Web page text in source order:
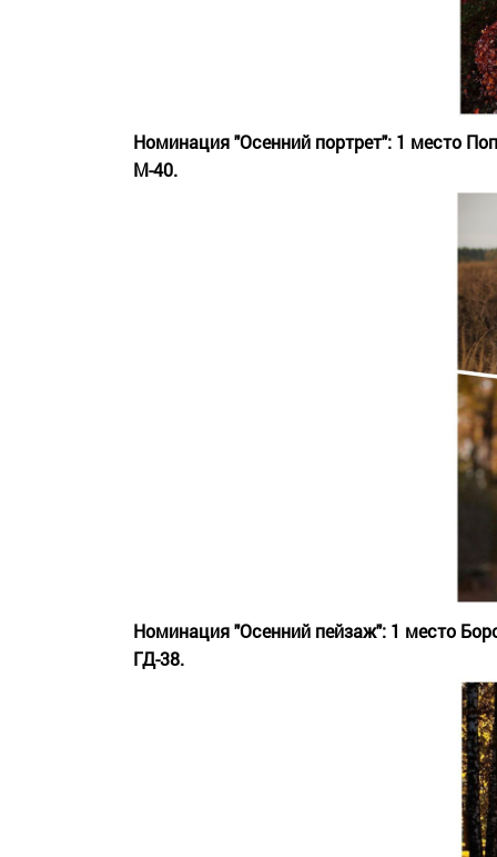
Номинация "Осенний портрет": 1 место
М-40.
Номинация "Осенний пейзаж": 1 место
ГД-38.